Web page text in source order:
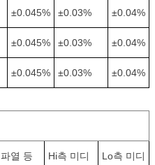
±0.045% ±0.03% ±0.04%
±0.045% ±0.03% ±0.04%
±0.045% ±0.03% ±0.04%
파열 등
Hi측 미디
Lo측 미디